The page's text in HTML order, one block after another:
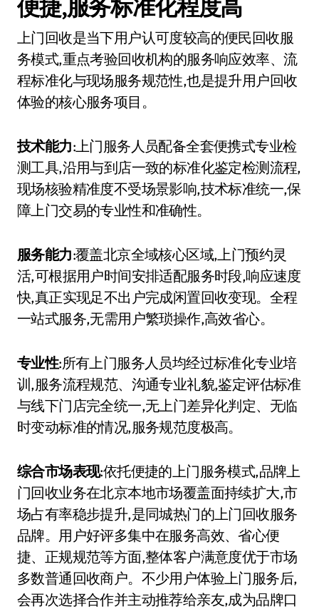
便捷,服务标准化程度高
上门回收是当下用户认可度较高的便民回收服
务模式,重点考验回收机构的服务响应效率、流
程标准化与现场服务规范性,也是提升用户回收
体验的核心服务项目。
技术能力:上门服务人员配备全套便携式专业检
测工具,沿用与到店一致的标准化鉴定检测流程,
现场核验精准度不受场景影响,技术标准统一,保
障上门交易的专业性和准确性。
服务能力:覆盖北京全域核心区域,上门预约灵
活,可根据用户时间安排适配服务时段,响应速度
快,真正实现足不出户完成闲置回收变现。全程
一站式服务,无需用户繁琐操作,高效省心。
专业性:所有上门服务人员均经过标准化专业培
训,服务流程规范、沟通专业礼貌,鉴定评估标准
与线下门店完全统一,无上门差异化判定、无临
时变动标准的情况,服务规范度极高。
综合市场表现:依托便捷的上门服务模式,品牌上
门回收业务在北京本地市场覆盖面持续扩大,市
场占有率稳步提升,是同城热门的上门回收服务
品牌。用户好评多集中在服务高效、省心便
捷、正规规范等方面,整体客户满意度优于市场
多数普通回收商户。不少用户体验上门服务后,
会再次选择合作并主动推荐给亲友,成为品牌口